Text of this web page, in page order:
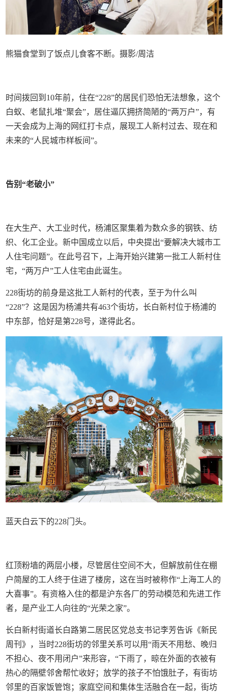
熊猫食堂到了饭点儿食客不断。摄影/周洁
时间拨回到10年前，住在“228”的居民们恐怕无法想象，这个
白蚁、老鼠扎堆“聚会”，居住逼仄拥挤简陋的“两万户”，有
一天会成为上海的网红打卡点，展现工人新村过去、现在和
未来的“人民城市样板间”。
告别“老破小”
在大生产、大工业时代，杨浦区聚集着为数众多的钢铁、纺
织、化工企业。新中国成立以后，中央提出“要解决大城市工
人住宅问题”。在此号召下，上海开始兴建第一批工人新村住
宅，“两万户”工人住宅由此诞生。
228街坊的前身是这批工人新村的代表，至于为什么叫
“228”？这是因为杨浦共有463个街坊，长白新村位于杨浦的
中东部，恰好是第228号，遂得此名。
蓝天白云下的228门头。
红顶粉墙的两层小楼，尽管居住空间不大，但解放前住在棚
户简屋的工人终于住进了楼房，这在当时被称作“上海工人的
大喜事”。有资格入住的都是沪东各厂的劳动模范和先进工作
者，是产业工人向往的“光荣之家”。
长白新村街道长白路第二居民区党总支书记李芳告诉《新民
周刊》，当时228街坊的邻里关系可以用“雨天不用愁、晚归
不担心、夜不用闭户”来形容，“下雨了，晾在外面的衣被有
热心的隔壁邻舍帮忙收好；放学的孩子不怕饿肚子，有街坊
邻里的百家饭管饱；家庭空间和集体生活融合在一起，街坊